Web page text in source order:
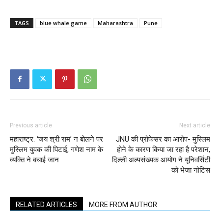
TAGS blue whale game Maharashtra Pune
Previous article
महाराष्ट्र: ‘जय श्री राम’ न बोलने पर
मुस्लिम युवक की पिटाई, गणेश नाम के
व्यक्ति ने बचाई जान
Next article
JNU की प्रोफेसर का आरोप- मुस्लिम
होने के कारण किया जा रहा है परेशान,
दिल्ली अल्पसंख्यक आयोग ने यूनिवर्सिटी
को भेजा नोटिस
RELATED ARTICLES MORE FROM AUTHOR